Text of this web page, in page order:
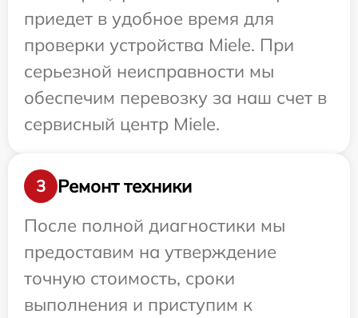
приедет в удобное время для
проверки устройства Miele. При
серьезной неисправности мы
обеспечим перевозку за наш счет в
сервисный центр Miele.
3
Ремонт техники
После полной диагностики мы
предоставим на утверждение
точную стоимость, сроки
выполнения и приступим к